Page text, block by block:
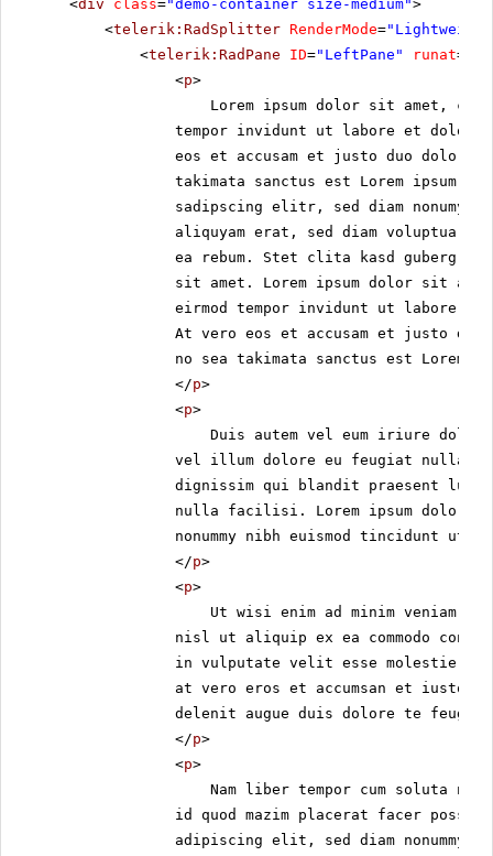
diam nonummy nibh euismod
tincidunt ut laoreet dolore
magna aliquam erat volutpat.
Ut wisi enim ad minim veniam,
ullamcorper suscipit lobortis nisl
ut aliquip ex ea commodo
consequat. Duis autem vel eum
iriure dolor in hendrerit in
vulputate velit esse molestie
consequat, vel illum dolore eu
et accumsan et iusto odio
dignissim qui blandit praesent
luptatum zzril delenit augue duis
dolore te feugait nulla facilisi.
Nam liber tempor cum soluta
nobis eleifend option congue
nihil imperdiet doming id quod
mazim placerat facer possim
assum. Lorem ipsum dolor sit
amet, consectetuer adipiscing
dolore magna aliquam erat
volutpat. Ut wisi enim ad minim
veniam, quis nostrud exerci
tation ullamcorper suscipit
lobortis nisl ut aliquip ex ea
commodo consequat.
Duis autem vel eum iriure dolor
in hendrerit in vulputate velit
esse molestie consequat, vel
illum dolore eu feugiat nulla
At vero eos et accusam et justo
<div class="demo-container size-medium">
<telerik:RadSplitter RenderMode=
<telerik:RadPane ID="LeftPane" runat=
<p>
Lorem ipsum dolor sit amet,
tempor invidunt ut labore et dolore
eos et accusam et justo duo
takimata sanctus est Lorem ipsum
sadipscing elitr, sed diam nonumy
aliquyam erat, sed diam voluptua.
ea rebum. Stet clita kasd
sit amet. Lorem ipsum dolor sit
eirmod tempor invidunt ut labore et
At vero eos et accusam et justo
no sea takimata sanctus est Lorem
</p>
<p>
Duis autem vel eum iriure
vel illum dolore eu feugiat nulla
dignissim qui blandit praesent
nulla facilisi. Lorem ipsum dolor
nonummy nibh euismod tincidunt ut
</p>
<p>
Ut wisi enim ad minim veniam,
nisl ut aliquip ex ea commodo
in vulputate velit esse molestie
at vero eros et accumsan et iusto
delenit augue duis dolore te
</p>
<p>
Nam liber tempor cum soluta
id quod mazim placerat facer
adipiscing elit, sed diam nonummy